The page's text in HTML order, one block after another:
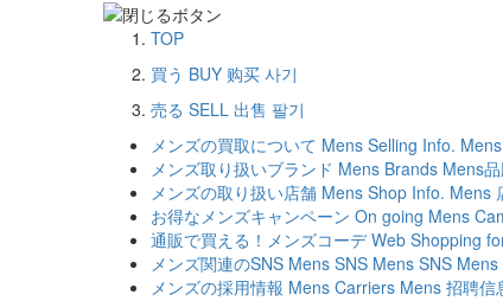
TOP
買う BUY 购买 사기
売る SELL 出售 팔기
メンズの買取について Mens Selling Info.
メンズ取り扱いブランド Mens Brands Mens
メンズの取り扱い店舗 Mens Shop Info. Mens
お得なメンズキャンペーン On going Mens
通販で買える！メンズコーデ Web Shopping
メンズ関連のSNS Mens SNS Mens SNS Mens
メンズの採用情報 Mens Carriers Mens 招聘信